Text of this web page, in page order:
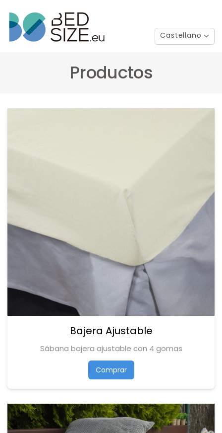
Castellano
Productos
Bajera Ajustable
Sábana bajera ajustable con 4 gomas
Comprar